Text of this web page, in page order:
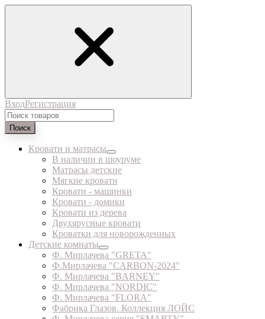
ВходРегистрация
Поиск
Кровати и матрасы
В наличии в шоуруме
Матрасы детские
Мягкие кровати
Кровати - машинки
Кровати - домики
Кровати из дерева
Двухярусные кровати
Кроватки для новорожденных
Детские комнаты
Ф. Мирлачева "GRETA"
Ф.Мирлачева "CARBON-2024"
Ф. Мирлачева "BARNEY"
Ф. Мирлачева "NORDIC"
Ф. Мирлачева "FLORA"
Фабрика Глазов. Коллекция ЛОЙС